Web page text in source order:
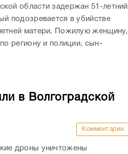
области задержан 51-летний
подозревается в убийстве
матери. Пожилую женщину,
региону и полиции, сын-
в Волгоградской
Комментарии
дроны уничтожены